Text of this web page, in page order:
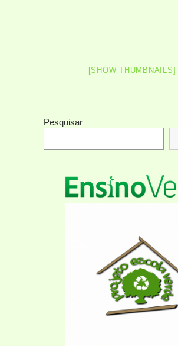
[SHOW THUMBNAILS]
Pesquisar